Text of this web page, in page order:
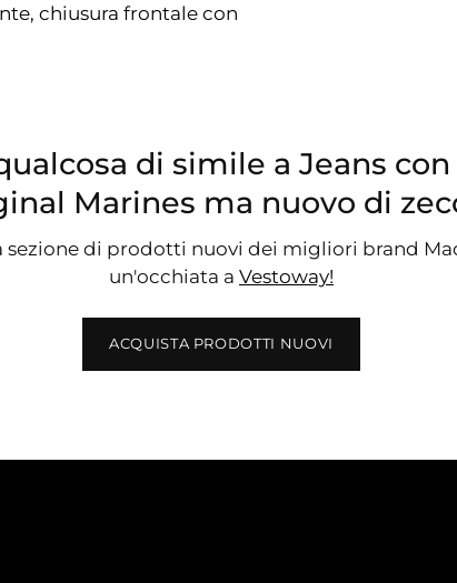
chiusura frontale con
di simile a Jeans
Marines ma nuovo di
sezione di prodotti nuovi dei migliori brand
un'occhiata a Vestoway!
ACQUISTA PRODOTTI NUOVI